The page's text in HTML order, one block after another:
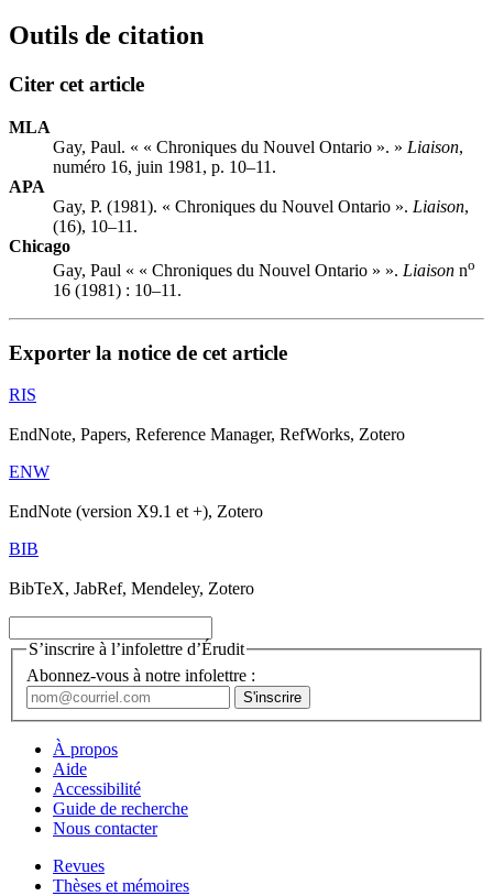
Outils de citation
Citer cet article
MLA
Gay, Paul. « « Chroniques du Nouvel Ontario ». » Liaison,
numéro 16, juin 1981, p. 10–11.
APA
Gay, P. (1981). « Chroniques du Nouvel Ontario ». Liaison,
(16), 10–11.
Chicago
Gay, Paul « « Chroniques du Nouvel Ontario » ». Liaison no
16 (1981) : 10–11.
Exporter la notice de cet article
RIS
EndNote, Papers, Reference Manager, RefWorks, Zotero
ENW
EndNote (version X9.1 et +), Zotero
BIB
BibTeX, JabRef, Mendeley, Zotero
S’inscrire à l’infolettre d’Érudit
Abonnez-vous à notre infolettre :
À propos
Aide
Accessibilité
Guide de recherche
Nous contacter
Revues
Thèses et mémoires